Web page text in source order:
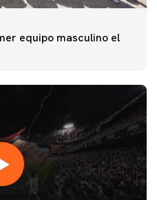
equipo masculino el